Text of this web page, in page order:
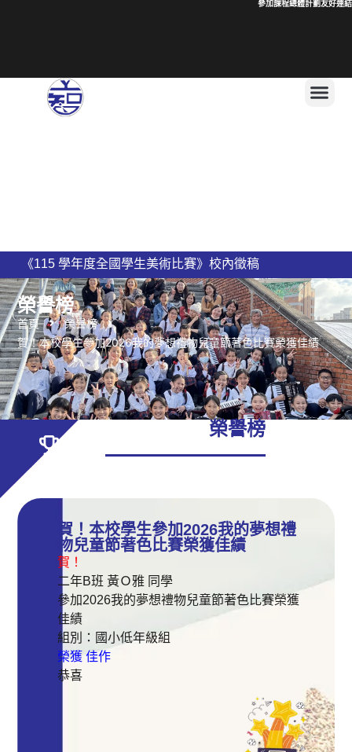
友好連結
參加課程總體計劃
115學年度 新竹縣私立上智國民小學115學年度導師名單公告
上智國民小學 115學年度編班公告
榮譽榜
首頁
榮譽榜
賀！本校學生參加2026我的夢想禮物兒童節著色比賽榮獲佳績
榮譽榜
賀！本校學生參加2026我的夢想禮
物兒童節著色比賽榮獲佳績
賀！
二年B班 黃Ｏ雅 同學
參加2026我的夢想禮物兒童節著色比賽榮獲
佳績
組別：國小低年級組
榮獲 佳作
恭喜